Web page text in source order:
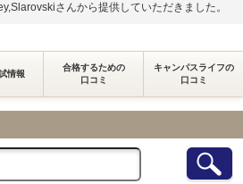
さんから提供していただきました。
情報
合格するための
口コミ
キャンパスライフの
口コミ